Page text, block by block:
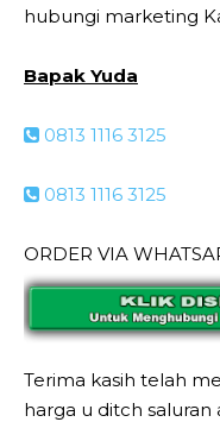
hubungi marketing
Bapak Yuda
0813 1116 3125
0813 1116 3125
ORDER VIA
Terima kasih telah
harga u ditch